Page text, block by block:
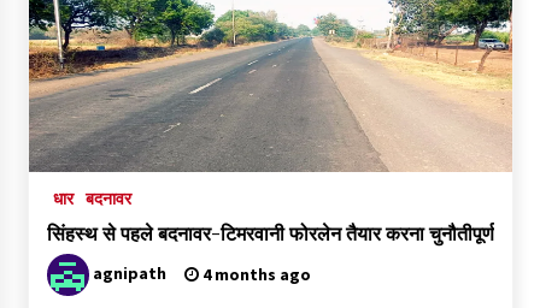
4 वर्ष पूर्ण होने पर नगर निगम बोर्ड ने गिनवाईं अपनी उपलब्धियां
2 days ago
दुष्कर्म के आरोपी महामंडलेश्वर की तलाश तेज: दोनों आश्रमों पर पुलिस की
दबिश, शहर छोड़ फरार हुआ ज्ञानदास
धार बदनावर
सिंहस्थ से पहले बदनावर-टिमरवानी फोरलेन तैयार करना चुनौतीपूर्ण
agnipath 4 months ago